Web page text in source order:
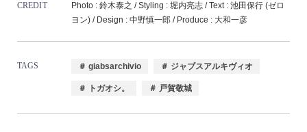
CREDIT
Photo : 鈴木泰之 / Styling : 堀内亮志 / Text : 池田保行 (ゼロ
ヨン) / Design : 中野慎一郎 / Produce : 大和一彦
TAGS ＃ giabsarchivio ＃ ジャブスアルキヴィオ
＃ トガオシ。 ＃ 戸賀敬城